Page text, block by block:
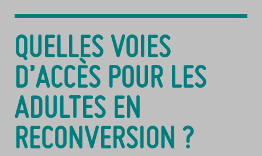
QUELLES VOIES
D’ACCÈS POUR LES
ADULTES EN
RECONVERSION ?